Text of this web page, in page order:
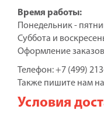
Время работы:
Понедельник -
Суббота и
Оформление
Телефон: +7 (499)
Также пишите нам на
Условия